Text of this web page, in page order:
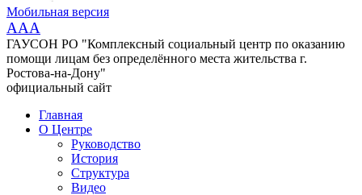
Мобильная версия
AAA
ГАУСОН РО "Комплексный социальный центр по оказанию
помощи лицам без определённого места жительства г.
Ростова-на-Дону"
официальный сайт
Главная
О Центре
Руководство
История
Структура
Видео